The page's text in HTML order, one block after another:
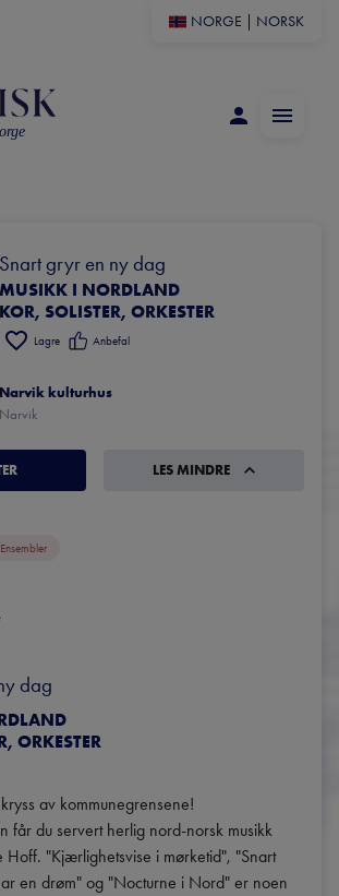
NORGE NORSK
Snart gryr en ny dag
MUSIKK I NORDLAND
KOR, SOLISTER, ORKESTER
Lagre Anbefal
Narvik kulturhus
Narvik
LES MINDRE
,
dag
ORKESTER
av kommunegrensene!
får du servert herlig nord-norsk musikk
Hoff. "Kjærlighetsvise i mørketid", "Snart
en drøm" og "Nocturne i Nord" er noen